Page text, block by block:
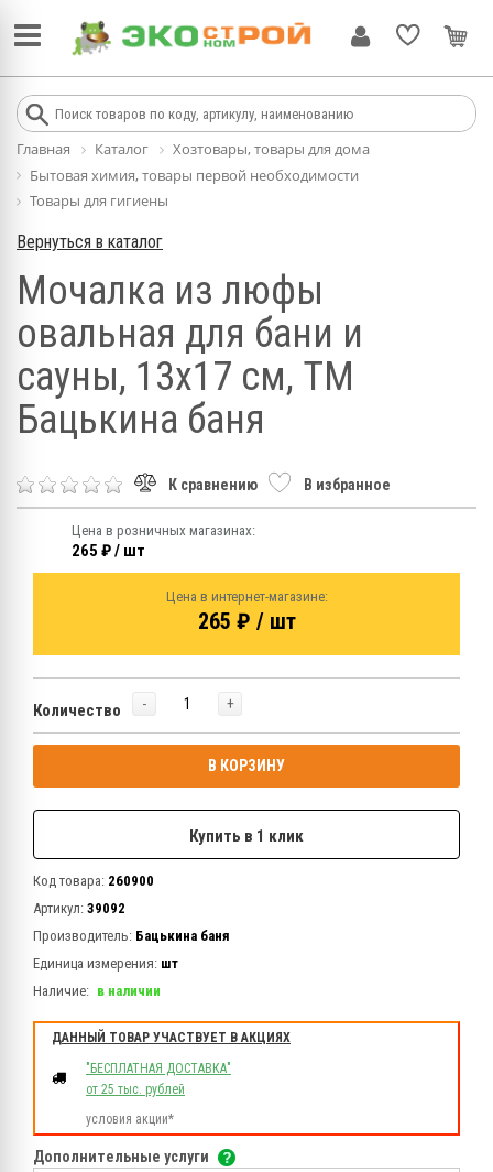
Главная Каталог
Хозтовары, товары для дома
Бытовая химия, товары первой необходимости
Товары для гигиены
Вернуться в каталог
Мочалка из люфы
овальная для бани и
сауны, 13х17 см, ТМ
Бацькина баня
К сравнению В избранное
Цена в розничных магазинах:
265 ₽ / шт
Цена в интернет-магазине:
265 ₽ / шт
Количество - +
В КОРЗИНУ
Купить в 1 клик
Код товара: 260900
Артикул: 39092
Производитель: Бацькина баня
Единица измерения: шт
Наличие: в наличии
ДАННЫЙ ТОВАР УЧАСТВУЕТ В АКЦИЯХ
"БЕСПЛАТНАЯ ДОСТАВКА"
от 25 тыс. рублей
условия акции*
Дополнительные услуги